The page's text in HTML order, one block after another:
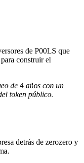
de P00LS que
construir el
de 4 años con un
token público.
detrás de zerozero y